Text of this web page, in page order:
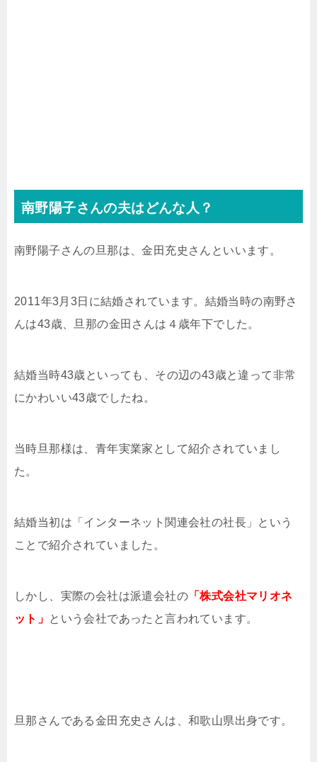
南野陽子さんの夫はどんな人？
南野陽子さんの旦那は、金田充史さんといいます。
2011年3月3日に結婚されています。結婚当時の南野さ
んは43歳、旦那の金田さんは４歳年下でした。
結婚当時43歳といっても、その辺の43歳と違って非常
にかわいい43歳でしたね。
当時旦那様は、青年実業家として紹介されていまし
た。
結婚当初は「インターネット関連会社の社長」という
ことで紹介されていました。
しかし、実際の会社は派遣会社の 「株式会社マリオネ
ット」 という会社であったと言われています。
旦那さんである金田 充史さんは、和歌山県出身です。